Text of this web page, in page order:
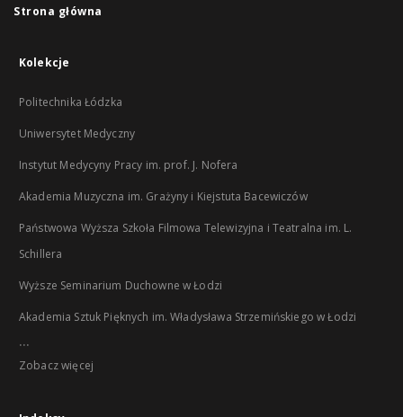
Strona główna
Kolekcje
Politechnika Łódzka
Uniwersytet Medyczny
Instytut Medycyny Pracy im. prof. J. Nofera
Akademia Muzyczna im. Grażyny i Kiejstuta Bacewiczów
Państwowa Wyższa Szkoła Filmowa Telewizyjna i Teatralna im. L.
Schillera
Wyższe Seminarium Duchowne w Łodzi
Akademia Sztuk Pięknych im. Władysława Strzemińskiego w Łodzi
...
Zobacz więcej